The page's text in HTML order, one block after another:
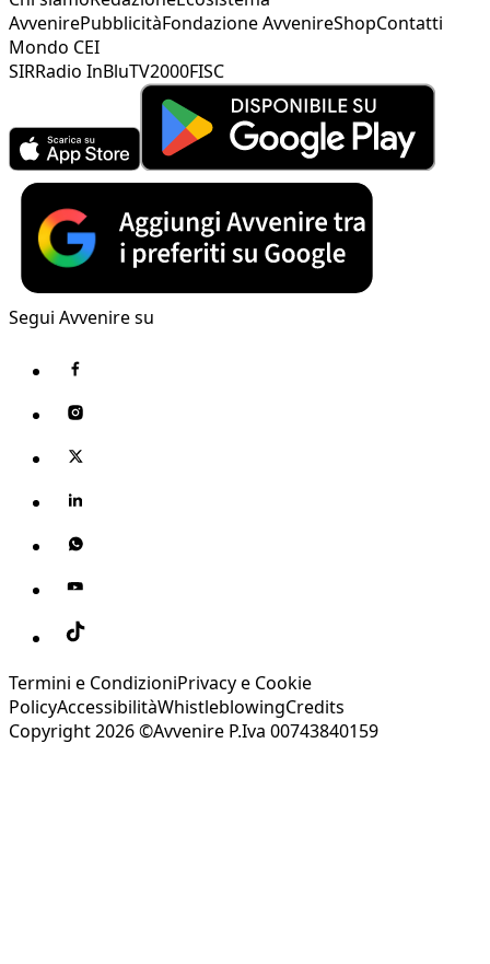
AvvenirePubblicitàFondazione AvvenireShopContatti
Mondo CEI
SIRRadio InBluTV2000FISC
Segui Avvenire su
Termini e CondizioniPrivacy e Cookie
PolicyAccessibilitàWhistleblowingCredits
Copyright 2026 ©Avvenire P.Iva 00743840159